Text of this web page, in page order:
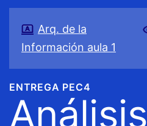
Arq. de la
Información aula 1
ENTREGA PEC4
Análisis